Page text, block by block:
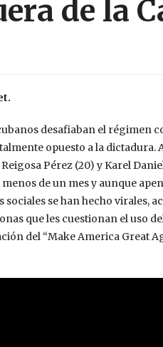
de la
desafiaban el régimen
opuesto a la
Pérez (20) y Karel
menos de un mes y aunque
sociales se han hecho virales,
que les cuestionan el uso
del “Make America Great